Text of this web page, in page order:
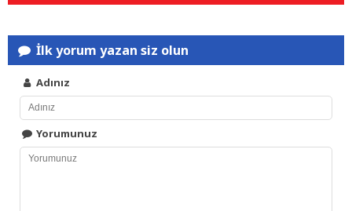
İlk yorum yazan siz olun
Adınız
Yorumunuz